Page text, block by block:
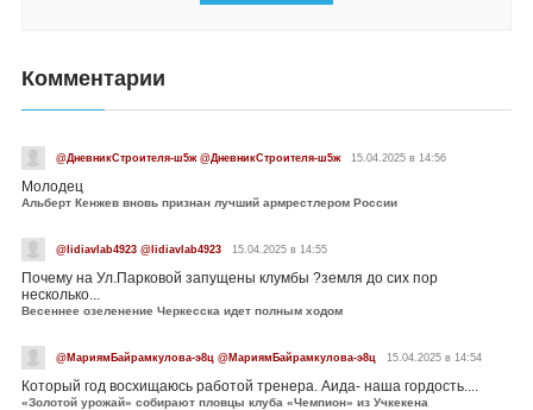
Комментарии
@ДневникСтроителя-ш5ж @ДневникСтроителя-ш5ж 15.04.2025 в 14:56
Молодец
Альберт Кенжев вновь признан лучший армрестлером России
@lidiavlab4923 @lidiavlab4923 15.04.2025 в 14:55
Почему на Ул.Парковой запущены клумбы ?земля до сих пор
несколько...
Весеннее озеленение Черкесска идет полным ходом
@МариямБайрамкулова-э8ц @МариямБайрамкулова-э8ц 15.04.2025 в 14:54
Который год восхищаюсь работой тренера. Аида- наша гордость....
«Золотой урожай» собирают пловцы клуба «Чемпион» из Учкекена